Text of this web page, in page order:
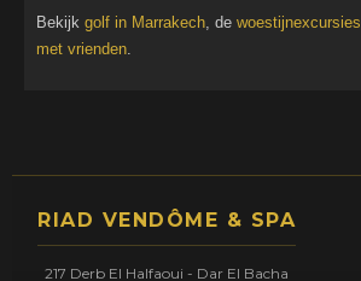
Bekijk golf in Marrakech, de woestijnexcursies
met vrienden.
RIAD VENDÔME & SPA
217 Derb El Halfaoui - Dar El Bacha